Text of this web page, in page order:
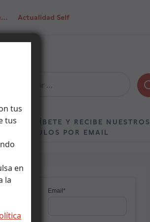
tus
tus
en
la
Actualidad Self
SUSCRÍBETE Y RECIBE NUESTROS
ARTÍCULOS POR EMAIL